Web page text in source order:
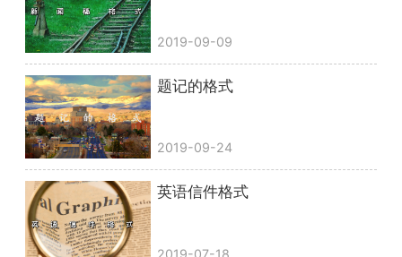
2019-09-09
题记的格式
2019-09-24
英语信件格式
2019-07-18